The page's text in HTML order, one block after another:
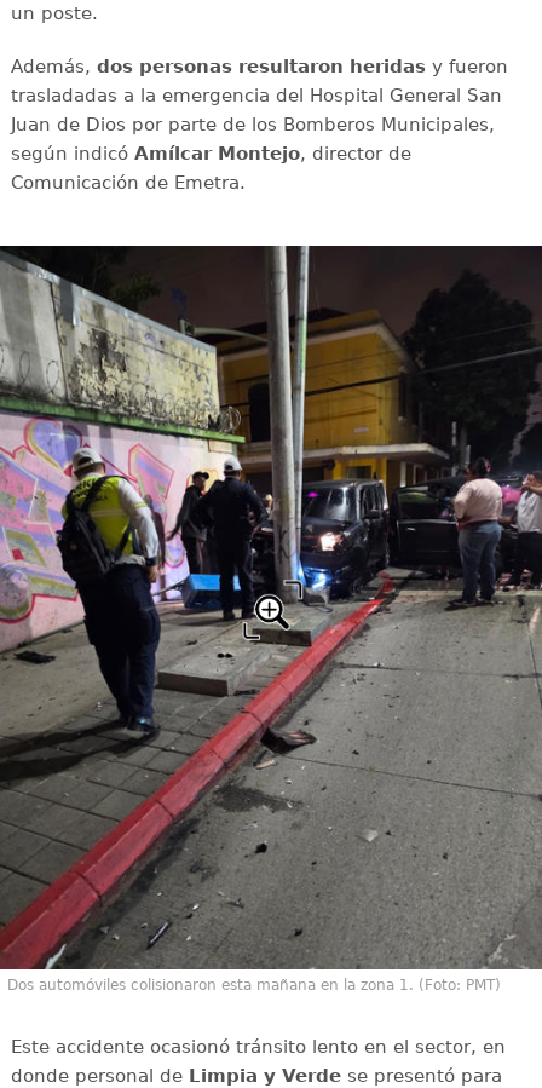
un poste.
Además, dos personas resultaron heridasy fueron
trasladadas a la emergencia del Hospital General San
Juan de Dios por parte de los Bomberos Municipales,
según indicó Amílcar Montejo, director de
Comunicación de Emetra.
Dos automóviles colisionaron esta mañana en la zona 1. (Foto: PMT)
Este accidente ocasionó tránsito lento en el sector, en
donde personal de Limpia y Verdese presentó para